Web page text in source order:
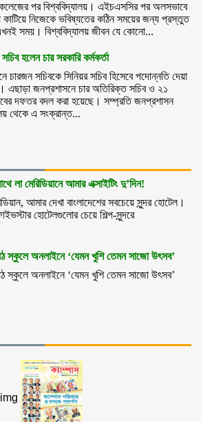
পর বিশ্ববিদ্যালয়। এইচএসসির পর অলসভাবে
কাটিয়ে নিজেকে ভবিষ্যতের কঠিন সময়ের জন্য প্রস্তুত
সময়। বিশ্ববিদ্যালয় জীবন যে কোনো...
সচিব হলেন চার সরকারি কর্মকর্তা
চারজন সচিবকে সিনিয়র সচিব হিসেবে পদোন্নতি দেয়া
এছাড়া জনপ্রশাসনে চার অতিরিক্ত সচিব ও ২১
দফতর বদল করা হয়েছে। সম্প্রতি জনপ্রশাসন
থেকে এ সংক্রান্ত...
লা মেরিডিয়ানে আমার এক্সাইটিং দু’দিন!
আমার দেখা বাংলাদেশের সবচেয়ে সুন্দর হোটেল।
হোটেলগুলোর চেয়ে শিল্প-সুন্দরে
স্কুলে অনলাইনে ‘যেমন খুশি তেমন সাজো উৎসব’
স্কুলে অনলাইনে ‘যেমন খুশি তেমন সাজো উৎসব’